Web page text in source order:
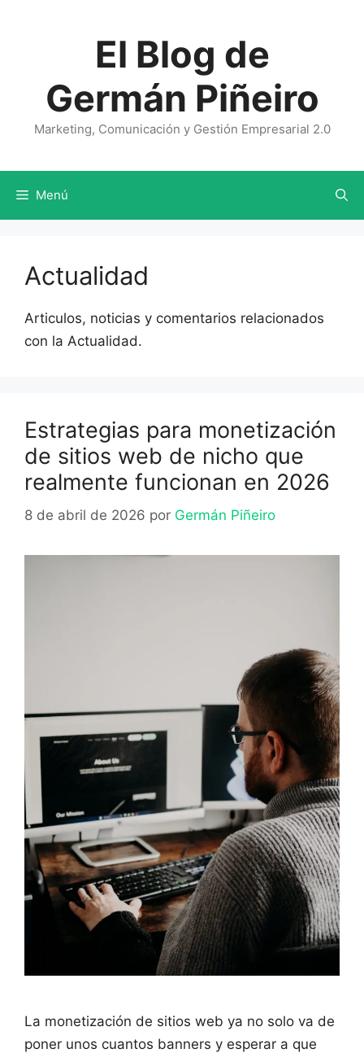
El Blog de
Germán Piñeiro
Marketing, Comunicación y Gestión Empresarial 2.0
Menú
Actualidad
Articulos, noticias y comentarios relacionados
con la Actualidad.
Estrategias para monetización
de sitios web de nicho que
realmente funcionan en 2026
8 de abril de 2026 por Germán Piñeiro
La monetización de sitios web ya no solo va de
poner unos cuantos banners y esperar a que